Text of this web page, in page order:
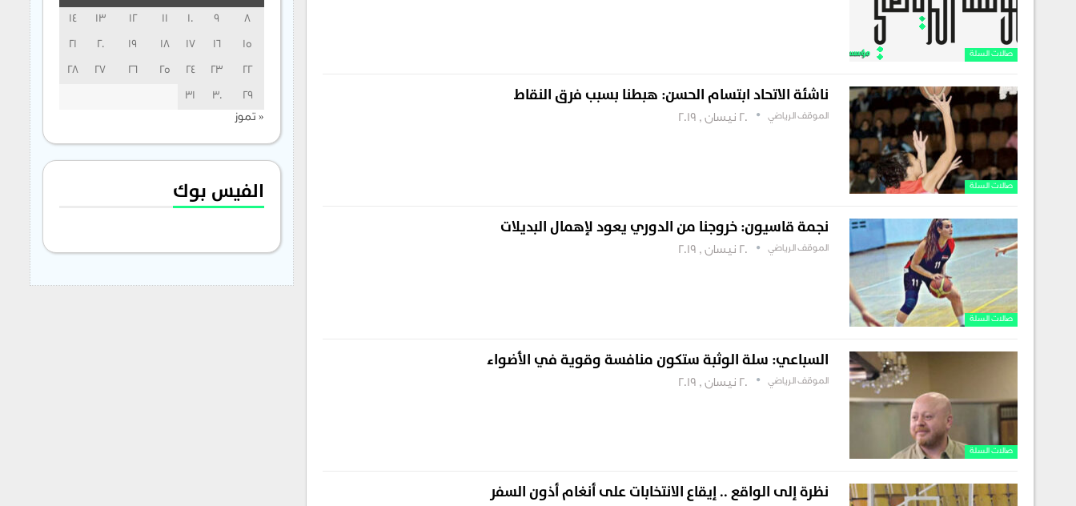
صالات السلة
صالات السلة
ناشئة الاتحاد ابتسام الحسن: هبطنا بسبب فرق النقاط
الموقف الرياضي 20 نيسان , 2019
صالات السلة
نجمة قاسيون: خروجنا من الدوري يعود لإهمال البديلات
الموقف الرياضي 20 نيسان , 2019
صالات السلة
السباعي: سلة الوثبة ستكون منافسة وقوية في الأضواء
الموقف الرياضي 20 نيسان , 2019
نظرة إلى الواقع .. إيقاع الانتخابات على أنغام أذون السفر
8
9
10
11
12
13
14
15
16
17
18
19
20
21
22
23
24
25
26
27
28
29
30
31
« تموز
الفيس بوك